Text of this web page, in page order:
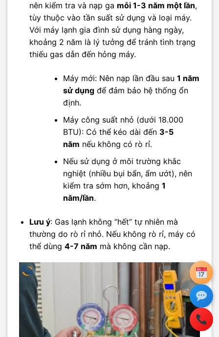
nên kiểm tra và nạp ga mỗi 1-3 năm một lần,
tùy thuộc vào tần suất sử dụng và loại máy.
Với máy lạnh gia đình sử dụng hàng ngày,
khoảng 2 năm là lý tưởng để tránh tình trạng
thiếu gas dẫn đến hỏng máy.
Máy mới: Nên nạp lần đầu sau 1 năm
sử dụngđể đảm bảo hệ thống ổn
định.
Máy công suất nhỏ (dưới 18.000
BTU): Có thể kéo dài đến 3-5
năm nếu không có rò rỉ.
Nếu sử dụng ở môi trường khắc
nghiệt (nhiều bụi bẩn, ẩm ướt), nên
kiểm tra sớm hơn, khoảng 1
năm/lần.
Lưu ý: Gas lạnh không “hết” tự nhiên mà
thường do rò rỉ nhỏ. Nếu không rò rỉ, máy có
thể dùng 4-7 năm mà không cần nạp.